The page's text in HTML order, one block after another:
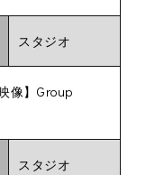
スタジオ
像】Group
スタジオ